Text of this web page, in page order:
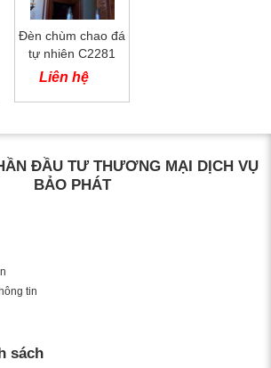
Đèn chùm chao đá
tự nhiên C2281
Liên hệ
ĐẦU TƯ THƯƠNG MẠI DỊCH VỤ
BẢO PHÁT
tin
sách